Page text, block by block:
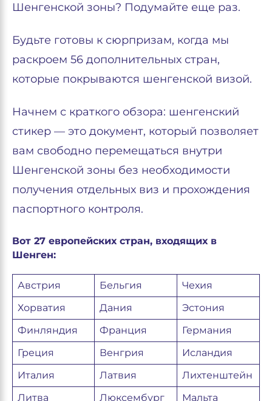
Шенгенской зоны? Подумайте еще раз.
Будьте готовы к сюрпризам, когда мы
раскроем 56 дополнительных стран,
которые покрываются шенгенской визой.
Начнем с краткого обзора: шенгенский
стикер — это документ, который позволяет
вам свободно перемещаться внутри
Шенгенской зоны без необходимости
получения отдельных виз и прохождения
паспортного контроля.
Вот 27 европейских стран, входящих в
Шенген:
Австрия Бельгия
Чехия
Хорватия
Дания
Эстония
Финляндия
Франция
Германия
Греция
Венгрия
Исландия
Италия
Латвия
Лихтенштейн
Литва
Люксембург
Мальта